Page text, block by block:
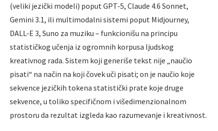
(veliki jezički modeli) poput GPT-5, Claude 4.6 Sonnet,
Gemini 3.1, ili multimodalni sistemi poput Midjourney,
DALL-E 3, Suno za muziku – funkcionišu na principu
statističkog učenja iz ogromnih korpusa ljudskog
kreativnog rada. Sistem koji generiše tekst nije „naučio
pisati“ na način na koji čovek uči pisati; on je naučio koje
sekvence jezičkih tokena statistički prate koje druge
sekvence, u toliko specifičnom i višedimenzionalnom
prostoru da rezultat izgleda kao razumevanje i kreativnost.